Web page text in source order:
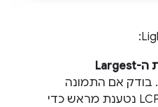
טעינה מראש של תמונת ה-Largest
. בודק אם התמונה
שמשמשת את רכיב ה-LCP נטענת מראש כדי